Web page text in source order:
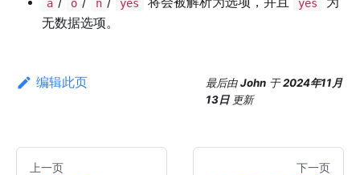
a
o n yes yes
无数据选项。
编辑此页 最后由John 于2024年11月
13日 更新
上一页 下一页